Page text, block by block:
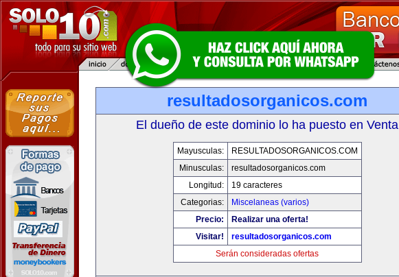
resultadosorganicos.com
El dueño de este dominio lo ha puesto en Venta
Mayusculas:
RESULTADOSORGANICOS.COM
Minusculas:
resultadosorganicos.com
Longitud:
19 caracteres
Categorias:
Miscelaneas (varios)
Precio:
Realizar una oferta!
Visitar!
resultadosorganicos.com
Serán consideradas ofertas